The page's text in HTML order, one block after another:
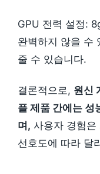
GPU 전력 설정:
완벽하지 않을 수
줄 수 있습니다.
결론적으로, 원신
플 제품 간에는 성
며, 사용자 경험은
선호도에 따라 달